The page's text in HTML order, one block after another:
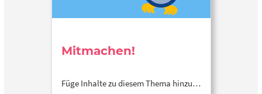
Mitmachen!
Füge Inhalte zu diesem Thema hinzu…